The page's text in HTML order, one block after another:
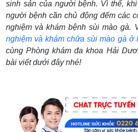
sinh sản của người bệnh. Vì thế,
người bệnh cần chủ động đếm các
nghiệm và khám bệnh sùi mào gà.
nghiệm và khám chữa sùi mào gà ở
cùng Phòng khám đa khoa Hải
bài viết dưới đây nhé!